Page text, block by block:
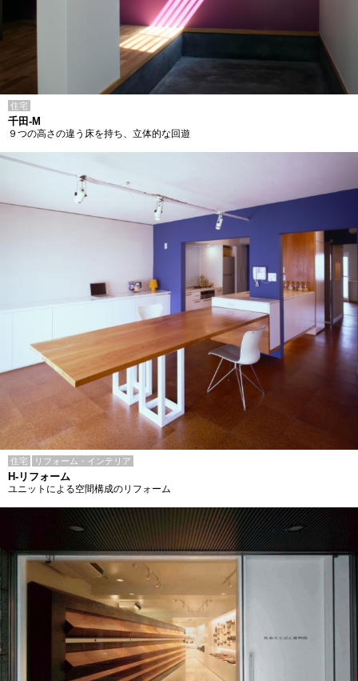
住宅
千田-M
９つの高さの違う床を持ち、立体的な回遊
住宅 リフォーム・インテリア
H-リフォーム
ユニットによる空間構成のリフォーム